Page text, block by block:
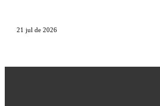
21 jul de 2026